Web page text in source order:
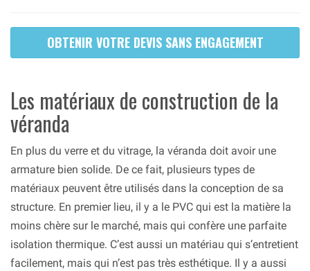
OBTENIR VOTRE DEVIS SANS ENGAGEMENT
Les matériaux de construction de la
véranda
En plus du verre et du vitrage, la véranda doit avoir une
armature bien solide. De ce fait, plusieurs types de
matériaux peuvent être utilisés dans la conception de sa
structure. En premier lieu, il y a le PVC qui est la matière la
moins chère sur le marché, mais qui confère une parfaite
isolation thermique. C’est aussi un matériau qui s’entretient
facilement, mais qui n’est pas très esthétique. Il y a aussi